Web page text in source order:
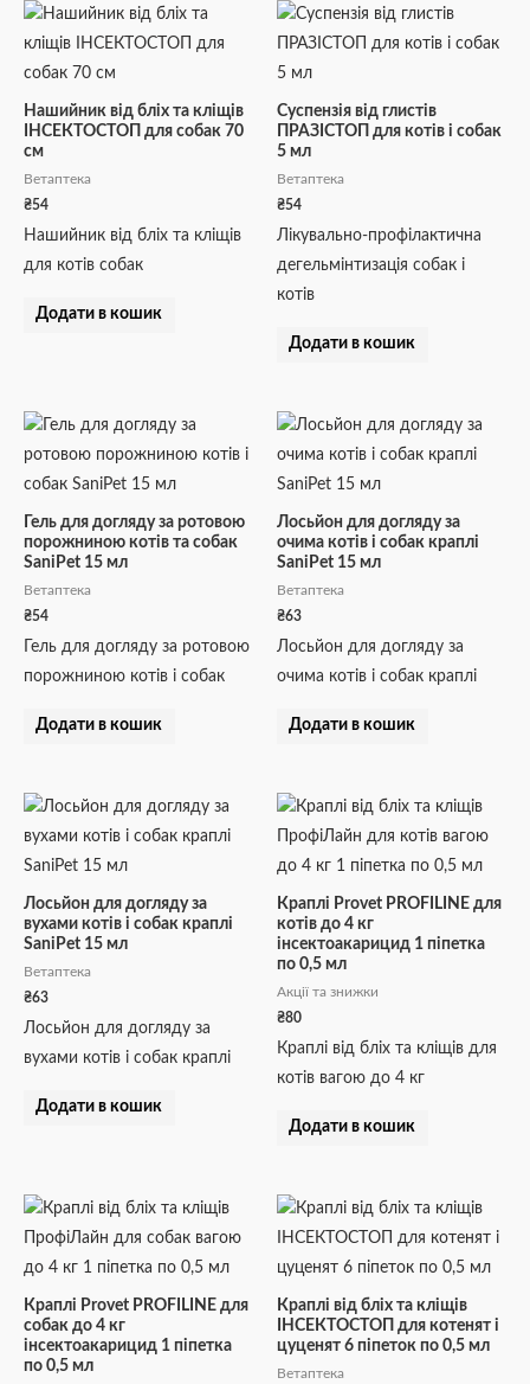
Нашийник від бліх та кліщів
ІНСЕКТОСТОП для собак 70
см
Ветаптека
₴54
Нашийник від бліх та кліщів
для котів собак
Додати в кошик
Суспензія від глистів
ПРАЗІСТОП для котів і собак
5 мл
Ветаптека
₴54
Лікувально-профілактична
дегельмінтизація собак і
котів
Додати в кошик
Гель для догляду за ротовою
порожниною котів та собак
SaniPet 15 мл
Ветаптека
₴54
Гель для догляду за ротовою
порожниною котів і собак
Додати в кошик
Лосьйон для догляду за
очима котів і собак краплі
SaniPet 15 мл
Ветаптека
₴63
Лосьйон для догляду за
очима котів і собак краплі
Додати в кошик
Лосьйон для догляду за
вухами котів і собак краплі
SaniPet 15 мл
Ветаптека
₴63
Лосьйон для догляду за
вухами котів і собак краплі
Додати в кошик
Краплі Provet PROFILINE для
котів до 4 кг
інсектоакарицид 1 піпетка
по 0,5 мл
Акції та знижки
₴80
Краплі від бліх та кліщів для
котів вагою до 4 кг
Додати в кошик
Краплі Provet PROFILINE для
собак до 4 кг
інсектоакарицид 1 піпетка
по 0,5 мл
Краплі від бліх та кліщів
ІНСЕКТОСТОП для котенят і
цуценят 6 піпеток по 0,5 мл
Ветаптека